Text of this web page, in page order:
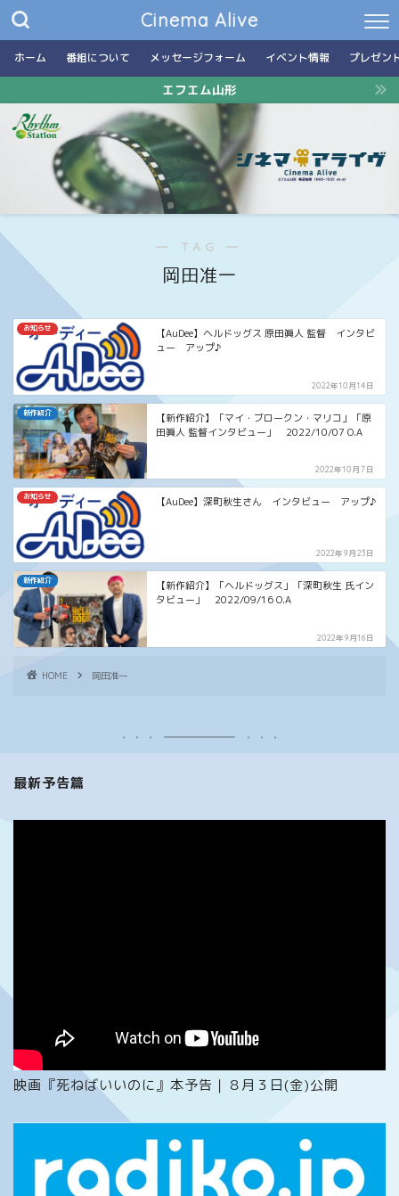
Cinema Alive
ホーム 番組について メッセージフォーム イベント情報 プレゼン
エフエム山形
― TAG ―
岡田准一
お知らせ
【AuDee】ヘルドッグス 原田眞人 監督 インタビ
ュー アップ♪
2022年10月14日
新作紹介
【新作紹介】「マイ・ブロークン・マリコ」「原
田眞人 監督インタビュー」 2022/10/07 O.A
2022年10月7日
お知らせ 【AuDee】深町秋生さん インタビュー アップ♪
2022年9月23日
新作紹介
【新作紹介】「ヘルドッグス」「深町秋生 氏イン
タビュー」 2022/09/16 O.A
2022年9月16日
HOME 岡田准一
最新予告篇
映画『死ねばいいのに』本予告｜８月３日(金)公開